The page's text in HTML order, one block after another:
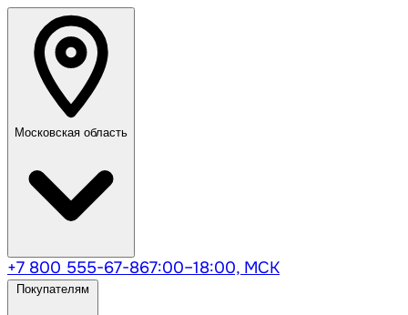
Московская область
+7 800 555-67-867:00–18:00, МСК